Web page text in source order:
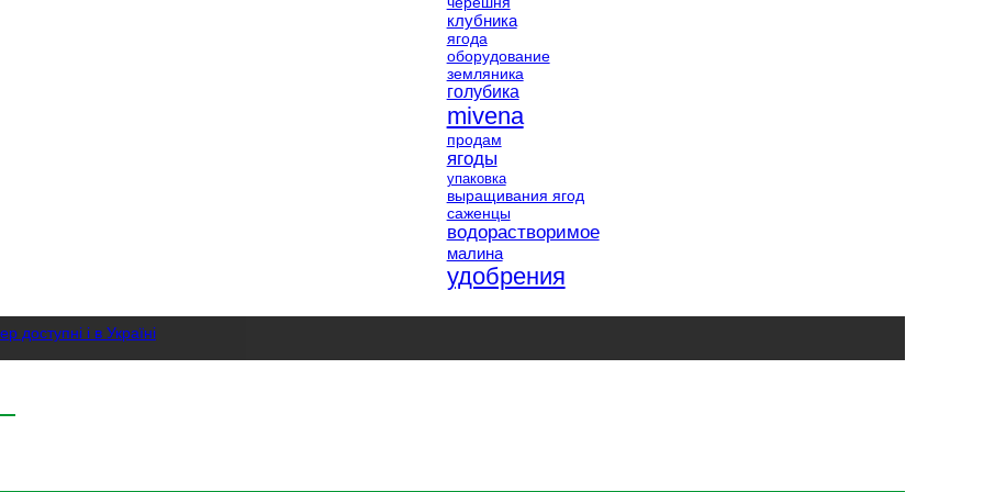
клубника
ягода
оборудование
земляника
голубика
mivena
продам
ягоды
упаковка
выращивания ягод
саженцы
водорастворимое
малина
удобрения
доступні і в Україні
малини
захист , сорти та